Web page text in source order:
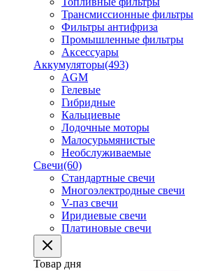
Трансмиссионные фильтры
Фильтры антифриза
Промышленные фильтры
Аксессуары
Аккумуляторы(493)
AGM
Гелевые
Гибридные
Кальциевые
Лодочные моторы
Малосурьмянистые
Необслуживаемые
Свечи(60)
Стандартные свечи
Многоэлектродные свечи
V-паз свечи
Иридиевые свечи
Платиновые свечи
Товар дня